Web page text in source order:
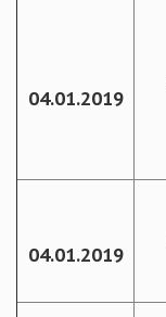
04.01.2019
04.01.2019